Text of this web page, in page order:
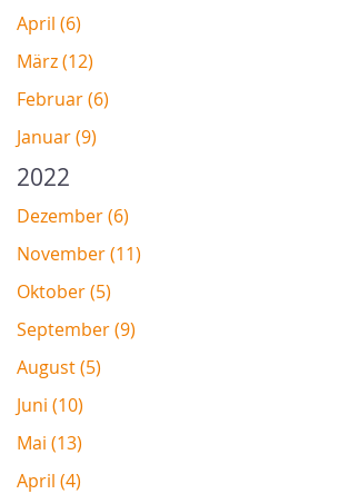
April (6)
März (12)
Februar (6)
Januar (9)
2022
Dezember (6)
November (11)
Oktober (5)
September (9)
August (5)
Juni (10)
Mai (13)
April (4)